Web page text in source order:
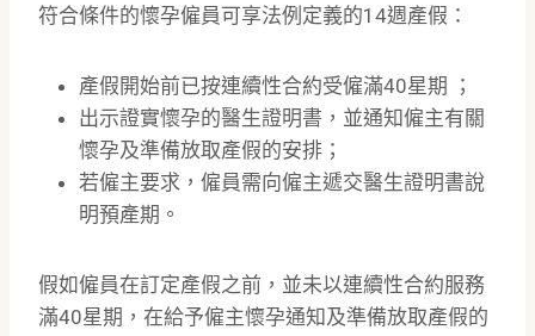
符合條件的懷孕僱員可享法例定義的14週產假：
產假開始前已按連續性合約受僱滿40星期 ；
出示證實懷孕的醫生證明書，並通知僱主有關
懷孕及準備放取產假的安排；
若僱主要求，僱員需向僱主遞交醫生證明書說
明預產期。
假如僱員在訂定產假之前，並未以連續性合約服務
滿40星期，在給予僱主懷孕通知及準備放取產假的